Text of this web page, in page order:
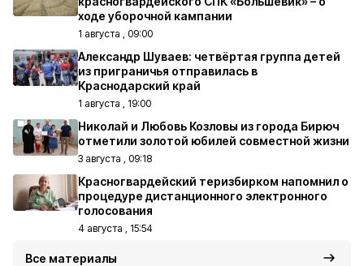
ходе уборочной кампании
1 августа , 09:00
Александр Шуваев: четвёртая группа детей
из приграничья отправилась в
Краснодарский край
1 августа , 19:00
Николай и Любовь Козловы из города Бирюч
отметили золотой юбилей совместной жизни
3 августа , 09:18
Красногвардейский теризбирком напомнил о
процедуре дистанционного электронного
голосования
4 августа , 15:54
Все материалы